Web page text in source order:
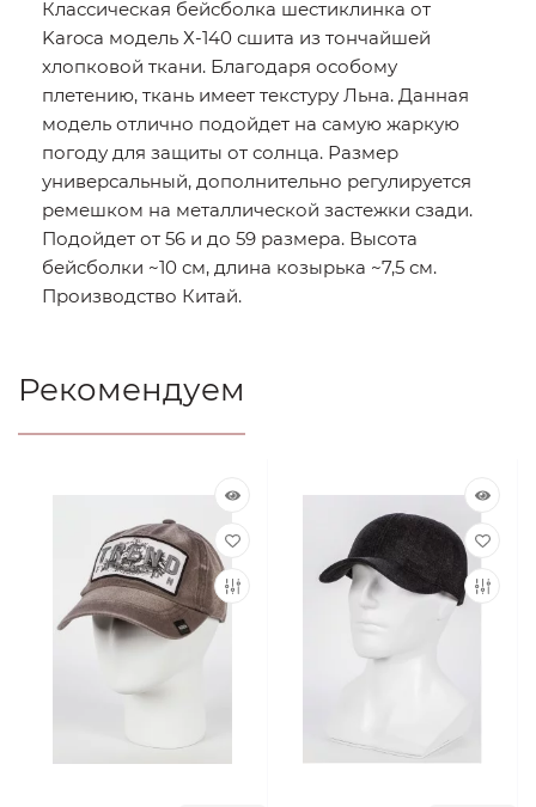
Классическая бейсболка шестиклинка от
Karoca модель Х-140 сшита из тончайшей
хлопковой ткани. Благодаря особому
плетению, ткань имеет текстуру Льна. Данная
модель отлично подойдет на самую жаркую
погоду для защиты от солнца. Размер
универсальный, дополнительно регулируется
ремешком на металлической застежки сзади.
Подойдет от 56 и до 59 размера. Высота
бейсболки ~10 см, длина козырька ~7,5 см.
Производство Китай.
Рекомендуем